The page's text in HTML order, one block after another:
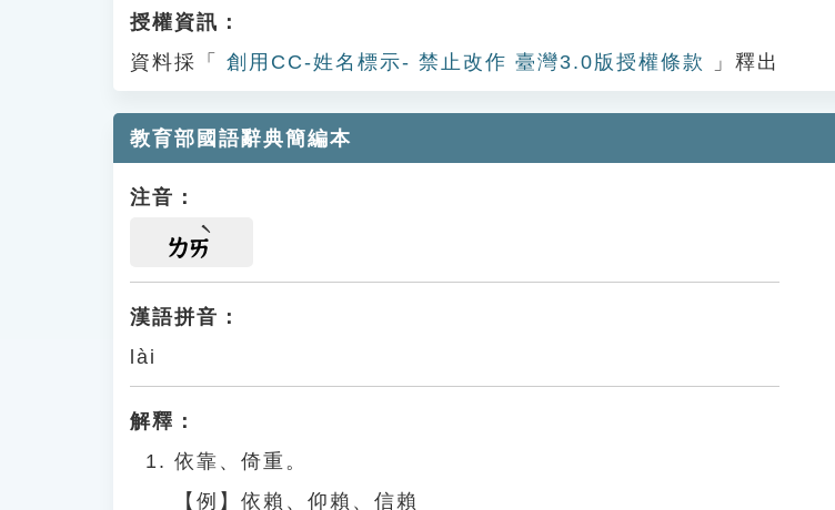
授權資訊：
資料採「
創用CC-姓名標示- 禁止改作 臺灣3.0版授權條款 」釋出
教育部國語辭典簡編本
注音：
ㄌㄞ
漢語拼音：
lài
解釋：
依靠、倚重。
【例】依賴、仰賴、信賴